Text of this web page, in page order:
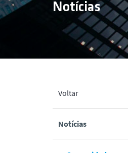
Voltar
Notícias
Notícias